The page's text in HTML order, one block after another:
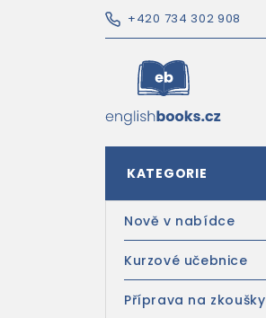
+420 734 302 908
KATEGORIE
Nově v nabídce
Kurzové učebnice
Příprava na zkoušky